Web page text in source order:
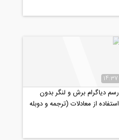
14:37
رسم دیاگرام برش و لنگر بدون
استفاده از معادلات (ترجمه و دوبله